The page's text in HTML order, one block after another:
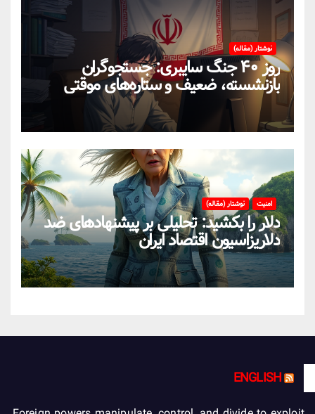
نوشتار (مقاله)
روز ۴۰ جنگ سایبری: جستجوگران
بازنشسته، ضعیف و ستاره‌های موقتی
ایران در بحران اینترنت!
امنیت نوشتار (مقاله)
دلار را بکشید: تحلیلی بر پیشنهادهای ضد
دلاریزاسیون اقتصاد ایران
ENGLISH